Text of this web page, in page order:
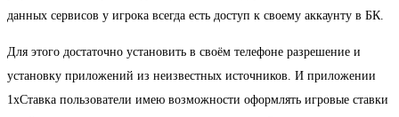
данных сервисов у игрока всегда есть доступ к своему аккаунту в БК.
Для этого достаточно установить в своём телефоне разрешение и
установку приложений из неизвестных источников. И приложении
1хСтавка пользователи имею возможности оформлять игровые ставки